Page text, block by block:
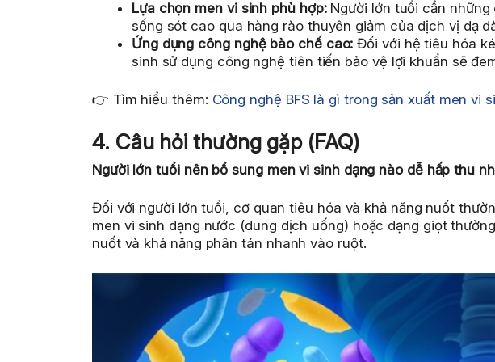
Lựa chọn men vi sinh phù hợp:Người lớn tuổi cần những
sống sót cao qua hàng rào thuyên giảm của dịch vị dạ
Ứng dụng công nghệ bào chế cao: Đối với hệ tiêu hóa
sinh sử dụng công nghệ tiên tiến bảo vệ lợi khuẩn sẽ
👉 Tìm hiểu thêm: Công nghệ BFS là gì trong sản xuất men vi
4. Câu hỏi thường gặp (FAQ)
Người lớn tuổi nên bổ sung men vi sinh dạng nào dễ hấp thu
Đối với người lớn tuổi, cơ quan tiêu hóa và khả năng nuốt
men vi sinh dạng nước (dung dịch uống) hoặc dạng giọt
nuốt và khả năng phân tán nhanh vào ruột.